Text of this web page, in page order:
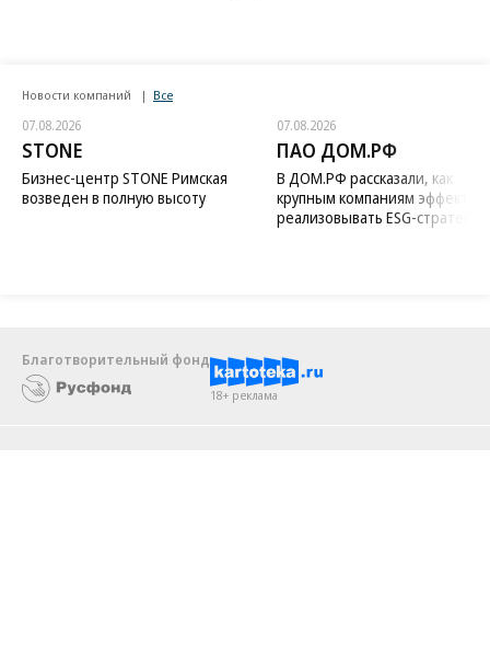
Новости компаний
07.08.2026 07.08.2026